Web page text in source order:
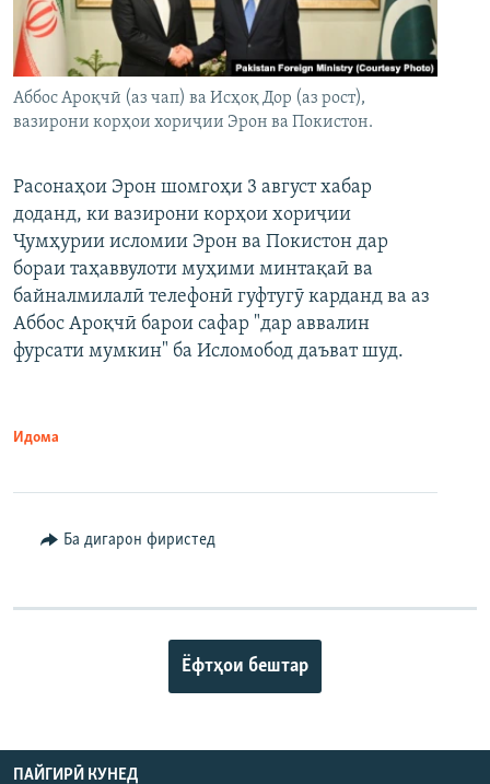
Аббос Ароқчӣ (аз чап) ва Исҳоқ Дор (аз рост),
вазирони корҳои хориҷии Эрон ва Покистон.
Расонаҳои Эрон шомгоҳи 3 август хабар
доданд, ки вазирони корҳои хориҷии
Ҷумҳурии исломии Эрон ва Покистон дар
бораи таҳаввулоти муҳими минтақаӣ ва
байналмилалӣ телефонӣ гуфтугӯ карданд ва аз
Аббос Ароқчӣ барои сафар "дар аввалин
фурсати мумкин" ба Исломобод даъват шуд.
Идома
Ба дигарон фиристед
Ёфтҳои бештар
ПАЙГИРӢ КУНЕД